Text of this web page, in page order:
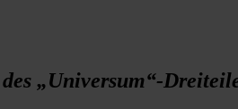
„Universum“-